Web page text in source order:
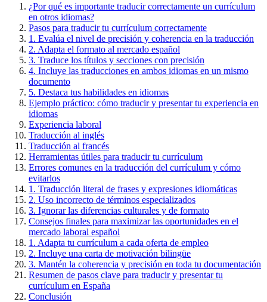
¿Por qué es importante traducir correctamente un currículum
en otros idiomas?
Pasos para traducir tu currículum correctamente
1. Evalúa el nivel de precisión y coherencia en la traducción
2. Adapta el formato al mercado español
3. Traduce los títulos y secciones con precisión
4. Incluye las traducciones en ambos idiomas en un mismo
documento
5. Destaca tus habilidades en idiomas
Ejemplo práctico: cómo traducir y presentar tu experiencia en
idiomas
Experiencia laboral
Traducción al inglés
Traducción al francés
Herramientas útiles para traducir tu currículum
Errores comunes en la traducción del currículum y cómo
evitarlos
1. Traducción literal de frases y expresiones idiomáticas
2. Uso incorrecto de términos especializados
3. Ignorar las diferencias culturales y de formato
Consejos finales para maximizar las oportunidades en el
mercado laboral español
1. Adapta tu currículum a cada oferta de empleo
2. Incluye una carta de motivación bilingüe
3. Mantén la coherencia y precisión en toda tu documentación
Resumen de pasos clave para traducir y presentar tu
currículum en España
Conclusión